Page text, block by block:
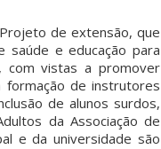
de extensão, que
saúde e educação para
com vistas a promover
formação de instrutores
de alunos surdos,
da Associação de
e da universidade são